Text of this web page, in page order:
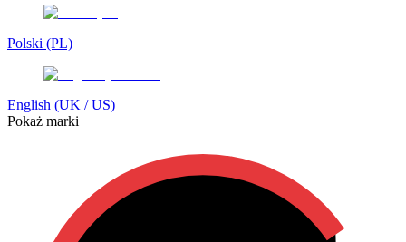
Polski (PL)
English (UK / US)
Pokaż marki